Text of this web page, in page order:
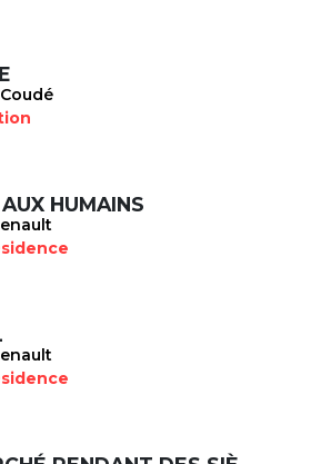
HUMAINS